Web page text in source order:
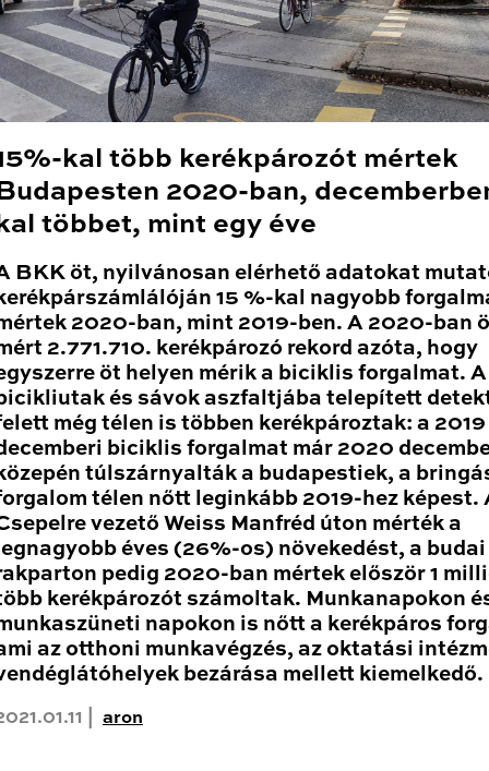
kal több kerékpározót mértek
2020-ban,
többet, mint egy éve
BKK öt, nyilvánosan elérhető adatokat
15 %-kal nagyobb
2020-ban, mint 2019-ben. A 2020-ban
2.771.710. kerékpározó rekord azóta, hogy
öt helyen mérik a biciklis forgalmat. A
és sávok aszfaltjába telepített
még télen is többen kerékpároztak: a 2019
biciklis forgalmat már 2020
túlszárnyalták a budapestiek, a
télen nőtt leginkább 2019-hez képest.
vezető Weiss Manfréd úton mérték a
éves (26%-os) növekedést, a budai
pedig 2020-ban mértek először 1
kerékpározót számoltak. Munkanapokon
napokon is nőtt a kerékpáros
az otthoni munkavégzés, az oktatási
bezárása mellett kiemelkedő.
| aron